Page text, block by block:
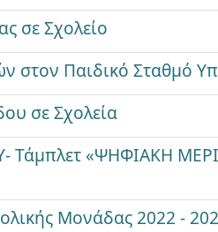
σε Σχολείο
Παιδικό Σταθμό
σε Σχολεία
Τάμπλετ «ΨΗΦΙΑΚΗ
Μονάδας 2022 -